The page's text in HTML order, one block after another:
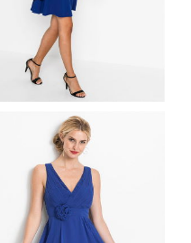
KOKTAJLOWA
SUKIENKA ODKRYTE
RAMIONA NIEBIESKA